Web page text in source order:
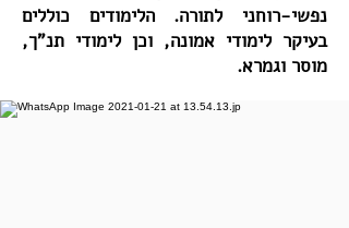
נפשי-רוחני לתורה. הלימודים כוללים
בעיקר לימודי אמונה, וכן לימודי תנ"ך,
מוסר וגמרא.